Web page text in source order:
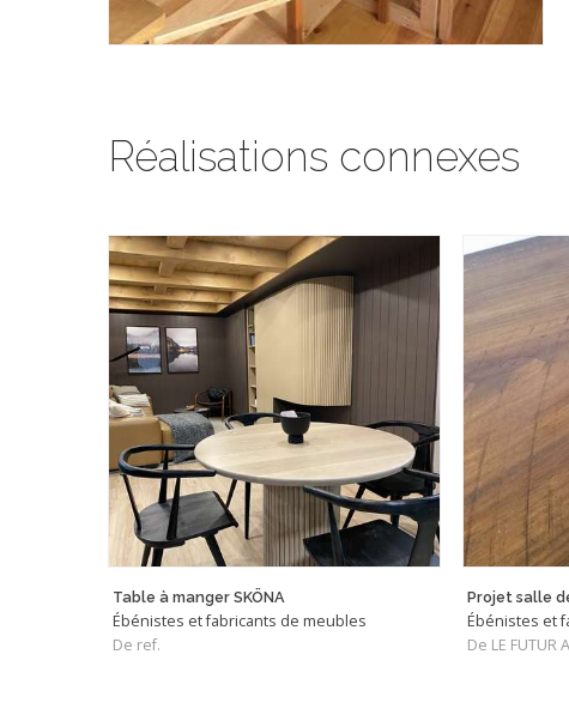
Réalisations connexes
Table à manger SKÖNA
Ébénistes et fabricants de meubles
De ref.
Projet salle
Ébénistes et